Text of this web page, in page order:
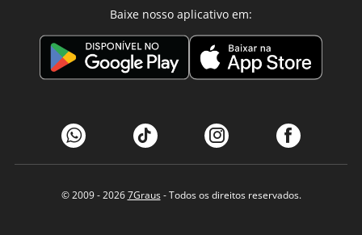
Baixe nosso aplicativo em:
© 2009 - 20267Graus- Todos os direitos reservados.